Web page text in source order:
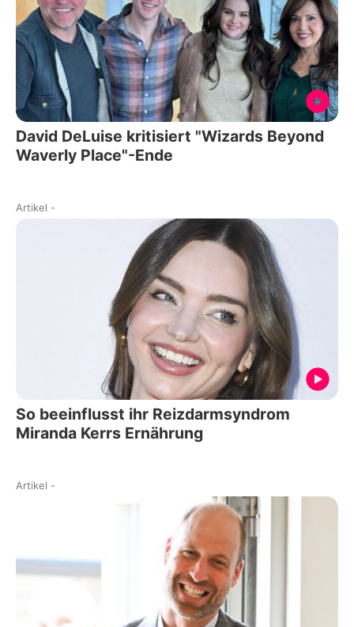
David DeLuise kritisiert "Wizards Beyond
Waverly Place"-Ende
Artikel -
So beeinflusst ihr Reizdarmsyndrom
Miranda Kerrs Ernährung
Artikel -